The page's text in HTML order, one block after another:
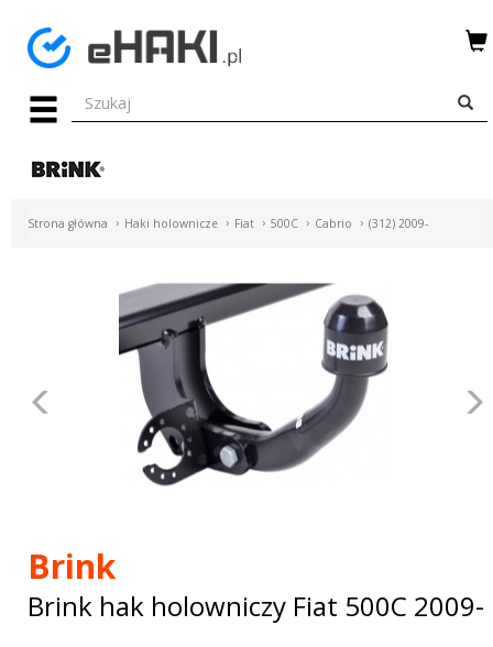
Menu
HAKI
ELEKTRYCZNE
Strona główna Haki holownicze Fiat 500C Cabrio (312) 2009-
Poprzednie
Brink
Brink hak holowniczy Fiat 500C 2009-